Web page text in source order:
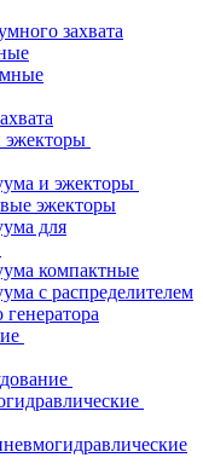
захвата
эжекторы
и эжекторы
эжекторы
для
компактные
с распределителем